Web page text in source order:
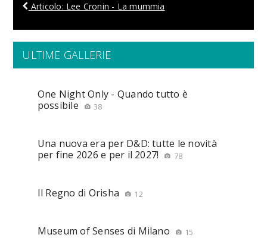
Articolo: Lee Cronin - La mummia
ULTIME GALLERIE
One Night Only - Quando tutto è
possibile
38
Una nuova era per D&D: tutte le novità
per fine 2026 e per il 2027!
78
Il Regno di Orisha 12
Museum of Senses di Milano 15